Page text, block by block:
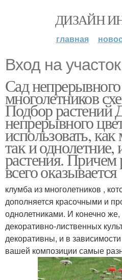
ДИЗАЙН
главная
Вход на участок
Сад
многолетников
Подбор растений
непрерывного
использовать,
так и однолетние,
растения. Причем
всего оказывается
клумба из многолетников ,
дополняется красочными и
однолетниками. И конечно
декоративно-лиственных
декоративны, и в зависимости
вашей композиции самые